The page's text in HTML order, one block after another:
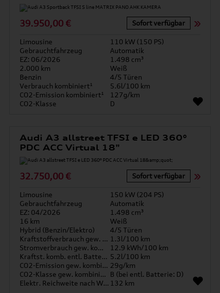
39.950,00 € Sofort verfügbar
Limousine
110 kW (150 PS)
Gebrauchtfahrzeug
Automatik
EZ: 06/2026
1.498 cm³
2.000 km
Weiß
Benzin
4/5 Türen
Verbrauch kombiniert¹
5.6l/100 km
CO2-Emission kombiniert¹
127g/km
CO2-Klasse
D
Audi A3 allstreet TFSI e LED 360°
PDC ACC Virtual 18"
32.750,00 € Sofort verfügbar
Limousine
150 kW (204 PS)
Gebrauchtfahrzeug
Automatik
EZ: 04/2026
1.498 cm³
16 km
Weiß
Hybrid (Benzin/Elektro)
4/5 Türen
Kraftstoffverbrauch gew. kombiniert 1.3l/100 km
Stromverbrauch gew. kombiniert
12.9 kWh/100 km
Kraftst. komb. entl. Batterie 5.2l/100 km
CO2-Emission gew. kombiniert 29g/km
CO2-Klasse gew. kombiniert B (bei entl. Batterie: D)
Elektr. Reichweite nach WLTP* 132 km